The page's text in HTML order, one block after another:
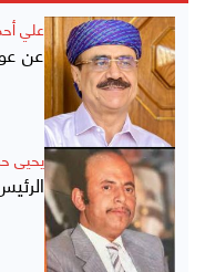
علي
عن
يحيى